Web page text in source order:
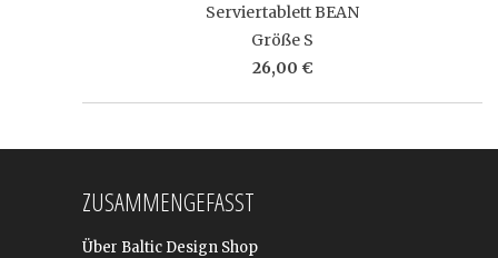
Serviertablett BEAN
Größe S
26,00 €
ZUSAMMENGEFASST
Über Baltic Design Shop